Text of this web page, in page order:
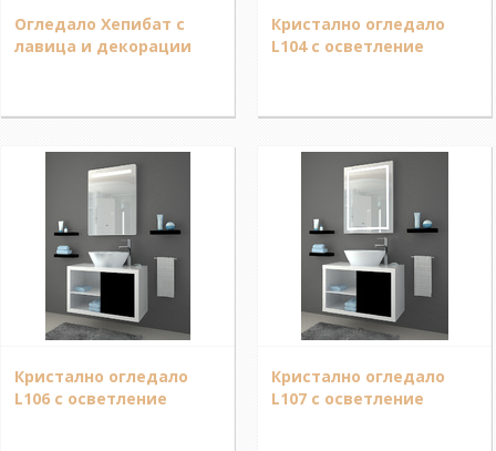
Огледало Хепибат с
лавица и декорации
Кристално огледало
L104 с осветление
Кристално огледало
L106 с осветление
Кристално огледало
L107 с осветление